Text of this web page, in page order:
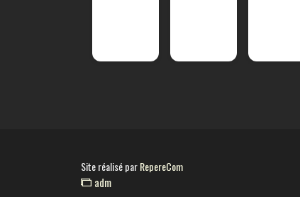
Site réalisé parRepereCom
adm